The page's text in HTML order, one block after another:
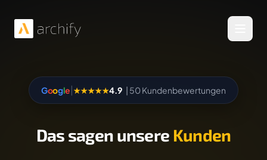
Google|★★★★★4.9 | 50 Kundenbewertungen
Das sagen unsere Kunden